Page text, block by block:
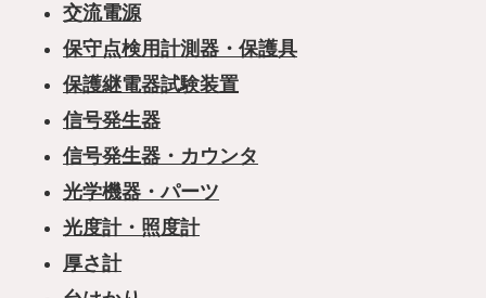
交流電源
保守点検用計測器・保護具
保護継電器試験装置
信号発生器
信号発生器・カウンタ
光学機器・パーツ
光度計・照度計
厚さ計